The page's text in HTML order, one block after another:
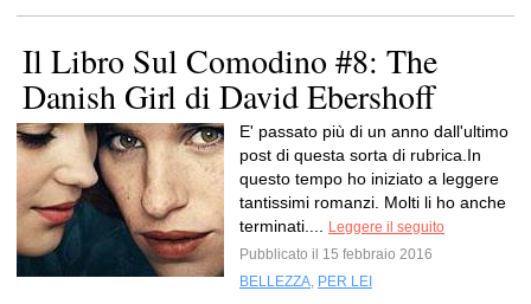
Il Libro Sul Comodino #8: The
Danish Girl di David Ebershoff
E' passato più di un anno dall'ultimo
post di questa sorta di rubrica.In
questo tempo ho iniziato a leggere
tantissimi romanzi. Molti li ho anche
terminati....
Leggere il seguito
Pubblicato il 15 febbraio 2016
BELLEZZA, PER LEI